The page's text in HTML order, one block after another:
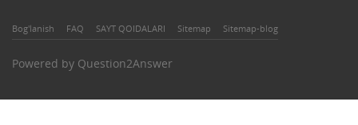
Bog'lanish FAQ SAYT QOIDALARI Sitemap Sitemap-blog
Powered by Question2Answer